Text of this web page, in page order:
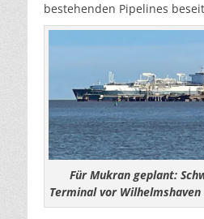
bestehenden Pipelines
Für Mukran geplant:
Terminal vor Wilhelmshaven